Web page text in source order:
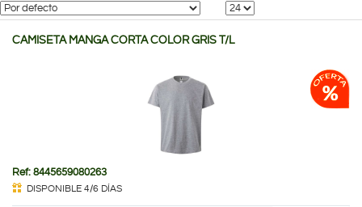
CAMISETA MANGA CORTA COLOR GRIS T/L
Ref: 8445659080263
DISPONIBLE 4/6 DÍAS